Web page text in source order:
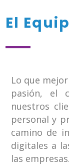
El
Lo que
pasión, el
nuestros
personal y
camino de
digitales a
las empresas.